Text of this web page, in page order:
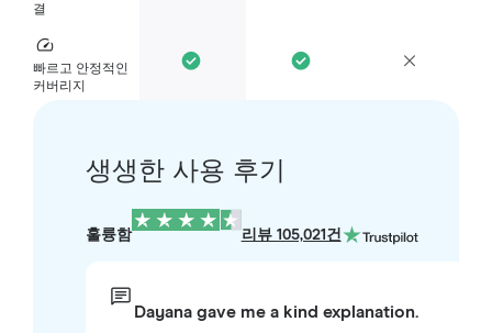
결
빠르고 안정적인
커버리지
생생한 사용 후기
훌륭함 리뷰 105,021건
Dayana gave me a kind explanation.